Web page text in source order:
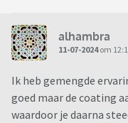
alhambra
11-07-2024om
Ik heb gemengde
goed maar de coating
waardoor je daarna